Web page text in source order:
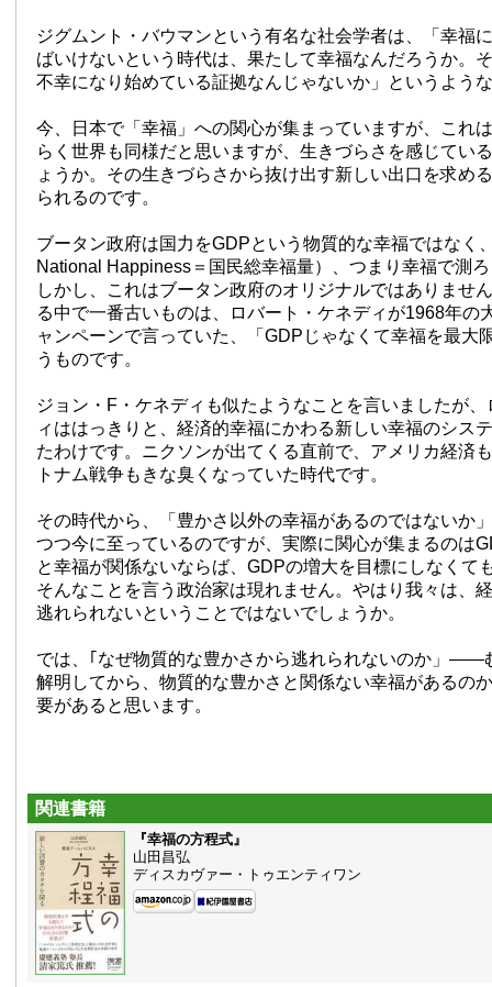
ジグムント・バウマンという有名な社会学者は、「幸福
ばいけないという時代は、果たして幸福なんだろうか。
不幸になり始めている証拠なんじゃないか」というよう
今、日本で「幸福」への関心が集まっていますが、これ
らく世界も同様だと思いますが、生きづらさを感じてい
ょうか。その生きづらさから抜け出す新しい出口を求め
られるのです。
ブータン政府は国力をGDPという物質的な幸福ではなく
National Happiness＝国民総幸福量）、つまり幸福で測
しかし、これはブータン政府のオリジナルではありませ
る中で一番古いものは、ロバート・ケネディが1968年の
ャンペーンで言っていた、「GDPじゃなくて幸福を最大
うものです。
ジョン・F・ケネディも似たようなことを言いましたが
ィははっきりと、経済的幸福にかわる新しい幸福のシス
たわけです。ニクソンが出てくる直前で、アメリカ経済
トナム戦争もきな臭くなっていた時代です。
その時代から、「豊かさ以外の幸福があるのではないか
つつ今に至っているのですが、実際に関心が集まるのは
と幸福が関係ないならば、GDPの増大を目標にしなくて
そんなことを言う政治家は現れません。やはり我々は、
逃れられないということではないでしょうか。
では、｢なぜ物質的な豊かさから逃れられないのか」——
解明してから、物質的な豊かさと関係ない幸福があるの
要があると思います。
関連書籍
『幸福の方程式』
山田昌弘
ディスカヴァー・トゥエンティワン